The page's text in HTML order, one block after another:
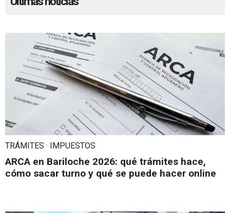
TRÁMITES · IMPUESTOS
ARCA en Bariloche 2026: qué trámites hace,
cómo sacar turno y qué se puede hacer online